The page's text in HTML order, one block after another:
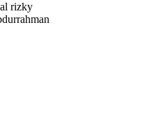
rizky